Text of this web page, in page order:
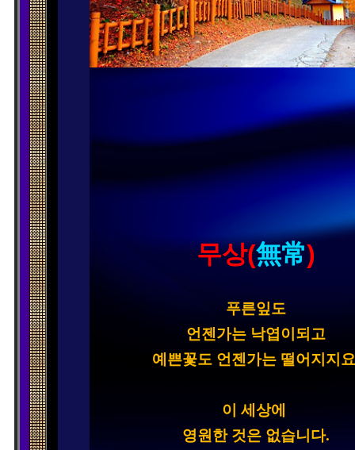
무상(無常)
푸른잎도
언젠가는 낙엽이되고
예쁜꽃도 언젠가는 떨어지지
이 세상에
영원한 것은 없습니다.